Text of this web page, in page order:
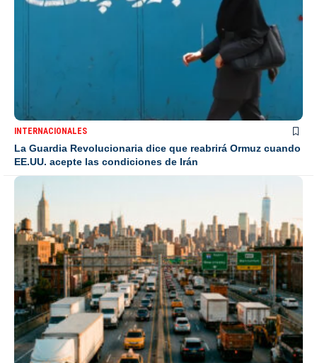
INTERNACIONALES
La Guardia Revolucionaria dice que reabrirá Ormuz cuando
EE.UU. acepte las condiciones de Irán